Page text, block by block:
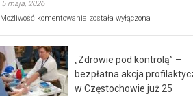
5 maja, 2026
Możliwość komentowania Rusza
rehabilitacji
dla
seniorów!
została wyłączona
„Zdrowie pod kontrolą” –
bezpłatna akcja
w Częstochowie już 25